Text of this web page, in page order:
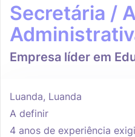
Secretária /
Empresa líder em
Luanda, Luanda
A definir
4 anos de experiência